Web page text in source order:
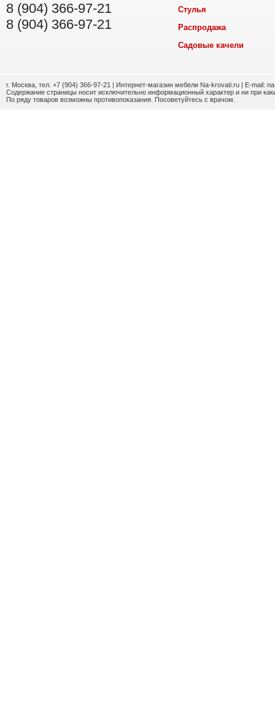
8 (904) 366-97-21
8 (904) 366-97-21
Стулья
Распродажа
Садовые качели
г. Москва, тел. +7 (904) 366-97-21 | Интернет-магазин мебели Na-krovati.ru | E-mail:
Содержание страницы носит исключительно информационный характер и ни при
По ряду товаров возможны противопоказания. Посоветуйтесь с врачом.